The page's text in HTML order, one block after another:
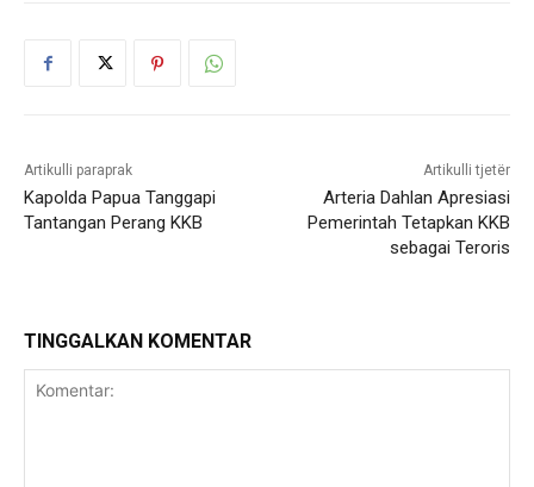
Artikulli paraprak
Kapolda Papua Tanggapi
Tantangan Perang KKB
Artikulli tjetër
Arteria Dahlan Apresiasi
Pemerintah Tetapkan KKB
sebagai Teroris
TINGGALKAN KOMENTAR